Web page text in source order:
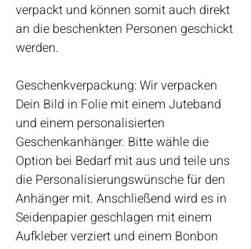
verpackt und können somit auch direkt
an die beschenkten Personen geschickt
werden.
Geschenkverpackung: Wir verpacken
Dein Bild in Folie mit einem Juteband
und einem personalisierten
Geschenkanhänger. Bitte wähle die
Option bei Bedarf mit aus und teile uns
die Personalisierungswünsche für den
Anhänger mit. Anschließend wird es in
Seidenpapier geschlagen mit einem
Aufkleber verziert und einem Bonbon